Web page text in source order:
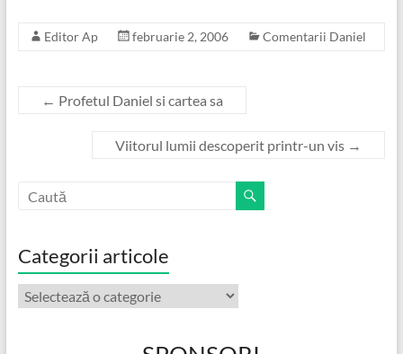
Editor Ap februarie 2, 2006 Comentarii Daniel
← Profetul Daniel si cartea sa
Viitorul lumii descoperit printr-un vis →
Categorii articole
Categorii
articole